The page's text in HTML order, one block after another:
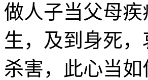
做人子当父母
生，及到身死
杀害，此心当